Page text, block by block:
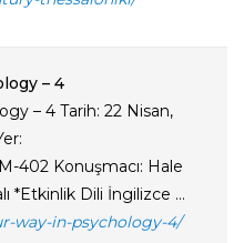
– 4
– 4 Tarih: 22 Nisan,
402 Konuşmacı: Hale
*Etkinlik Dili İngilizce ...
way-in-psychology-4/